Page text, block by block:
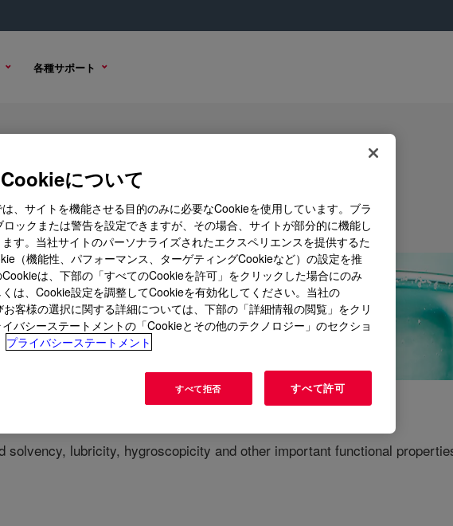
各種サポート
Glycol 600
購入オプション
solvency, lubricity, hygroscopicity and other important functional
について
、サイトを機能させる目的のみに必要なCookieを使用しています。ブラ
ックまたは警告を設定できますが、その場合、サイトが部分的に機能し
す。当社サイトのパーソナライズされたエクスペリエンスを提供するた
（機能性、パフォーマンス、ターゲティングCookieなど）の設定を推
は、下部の「すべてのCookieを許可」をクリックした場合にのみ
は、Cookie設定を調整してCookieを有効化してください。当社の
客様の選択に関する詳細については、下部の「詳細情報の閲覧」をクリ
バシーステートメントの「Cookieとその他のテクノロジー」のセクショ
プライバシーステートメント
すべて拒否 すべて許可